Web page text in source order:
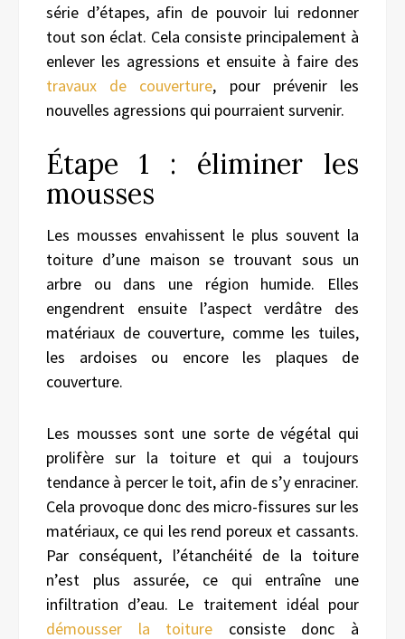
série d’étapes, afin de pouvoir lui redonner
tout son éclat. Cela consiste principalement à
enlever les agressions et ensuite à faire des
travaux de couverture, pour prévenir les
nouvelles agressions qui pourraient survenir.
Étape 1 : éliminer les
mousses
Les mousses envahissent le plus souvent la
toiture d’une maison se trouvant sous un
arbre ou dans une région humide. Elles
engendrent ensuite l’aspect verdâtre des
matériaux de couverture, comme les tuiles,
les ardoises ou encore les plaques de
couverture.
Les mousses sont une sorte de végétal qui
prolifère sur la toiture et qui a toujours
tendance à percer le toit, afin de s’y enraciner.
Cela provoque donc des micro-fissures sur les
matériaux, ce qui les rend poreux et cassants.
Par conséquent, l’étanchéité de la toiture
n’est plus assurée, ce qui entraîne une
infiltration d’eau. Le traitement idéal pour
démousser la toiture consiste donc à